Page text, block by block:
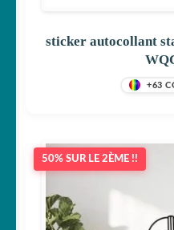
sticker autocollant
+63
50% SUR LE 2ÈME !!